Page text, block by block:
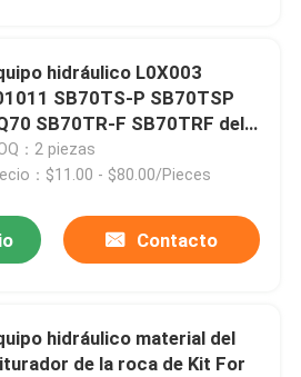
hidráulico L0X003
SB70TS-P SB70TSP
SB70TR-F SB70TRF del
del triturador de SOOSAN
：2 piezas
：$11.00 - $80.00/Pieces
Contacto
hidráulico material del
de la roca de Kit For